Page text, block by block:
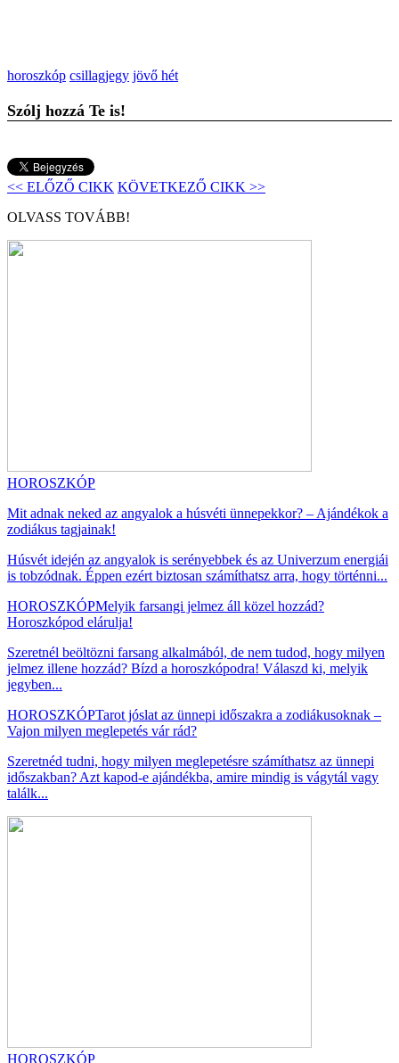
horoszkóp csillagjegy jövő hét
Szólj hozzá Te is!
<< ELŐZŐ CIKK KÖVETKEZŐ CIKK >>
OLVASS TOVÁBB!
HOROSZKÓP
Mit adnak neked az angyalok a húsvéti ünnepekkor? – Ajándékok a
zodiákus tagjainak!
Húsvét idején az angyalok is serényebbek és az Univerzum energiái
is tobzódnak. Éppen ezért biztosan számíthatsz arra, hogy történni...
HOROSZKÓPMelyik farsangi jelmez áll közel hozzád?
Horoszkópod elárulja!
Szeretnél beöltözni farsang alkalmából, de nem tudod, hogy milyen
jelmez illene hozzád? Bízd a horoszkópodra! Válaszd ki, melyik
jegyben...
HOROSZKÓPTarot jóslat az ünnepi időszakra a zodiákusoknak –
Vajon milyen meglepetés vár rád?
Szeretnéd tudni, hogy milyen meglepetésre számíthatsz az ünnepi
időszakban? Azt kapod-e ajándékba, amire mindig is vágytál vagy
találk...
HOROSZKÓP